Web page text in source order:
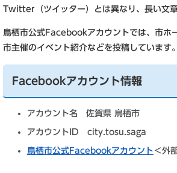
Twitter（ツイッター）とは異なり、長い文章
鳥栖市公式Facebookアカウントでは、市ホ
市主催のイベント紹介などを投稿しています。
Facebookアカウント情報
アカウント名 佐賀県 鳥栖市
アカウントID city.tosu.saga
鳥栖市公式Facebookアカウント ＜外